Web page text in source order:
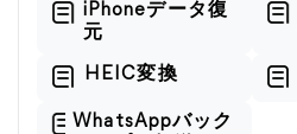
iPhoneデータ復
元
HEIC変換
WhatsAppバック